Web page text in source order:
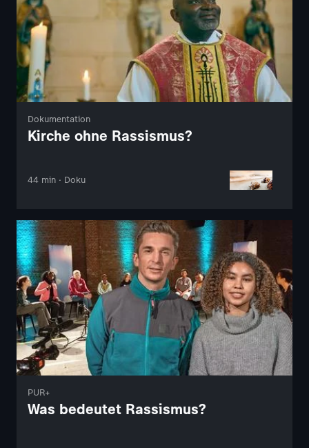
Dokumentation
Kirche ohne Rassismus?
44 min · Doku
PUR+
Was bedeutet Rassismus?